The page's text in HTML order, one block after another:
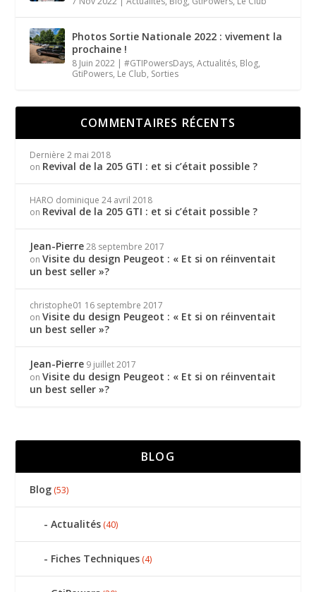
Photos Sortie Nationale 2022 : vivement la
prochaine !
8 Juin 2022 |#GTIPowersDays,Actualités, Blog,
GtiPowers, Le Club, Sorties
COMMENTAIRES RÉCENTS
Dernière 2 mai 2018
on Revival de la 205 GTI : et si c’était possible ?
HARO dominique 24 avril 2018
on Revival de la 205 GTI : et si c’était possible ?
Jean-Pierre 28 septembre 2017
onVisite du design Peugeot : « Et si on réinventait
un best seller »?
christophe01 16 septembre 2017
onVisite du design Peugeot : « Et si on réinventait
un best seller »?
Jean-Pierre 9 juillet 2017
onVisite du design Peugeot : « Et si on réinventait
un best seller »?
BLOG
Blog (53)
Actualités (40)
Fiches Techniques (4)